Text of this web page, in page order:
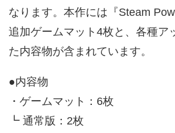
なります。本作には『Steam
追加ゲームマット4枚と、各種ア
た内容物が含まれています。
●内容物
・ゲームマット：6枚
┗ 通常版：2枚